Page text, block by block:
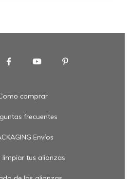
comprar
frecuentes
Envíos
limpiar tus alianzas